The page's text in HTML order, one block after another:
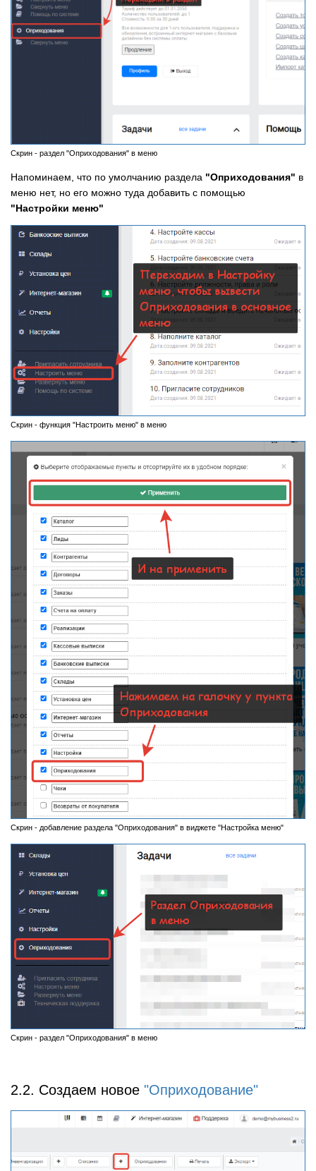
Скрин - раздел "Оприходования" в меню
Напоминаем, что по умолчанию раздела "Оприходования" в
меню нет, но его можно туда добавить с помощью
"Настройки меню"
Скрин - функция "Настроить меню" в меню
Скрин - добавление раздела "Оприходования" в виджете "Настройка меню"
Скрин - раздел "Оприходования" в меню
2.2. Создаем новое "Оприходование"